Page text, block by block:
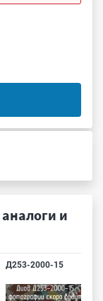
и
Д253-2000-15